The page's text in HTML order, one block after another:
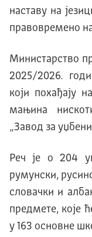
наставу на
правовремено
Министарство
2025/2026.
који похађају
мањина
„Завод за
Реч је о 204
румунски,
словачки и
предмете, које
у 163 основне